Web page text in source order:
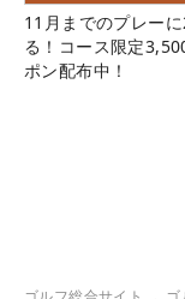
11月までのプレーに
る！コース限定
ポン配布中！